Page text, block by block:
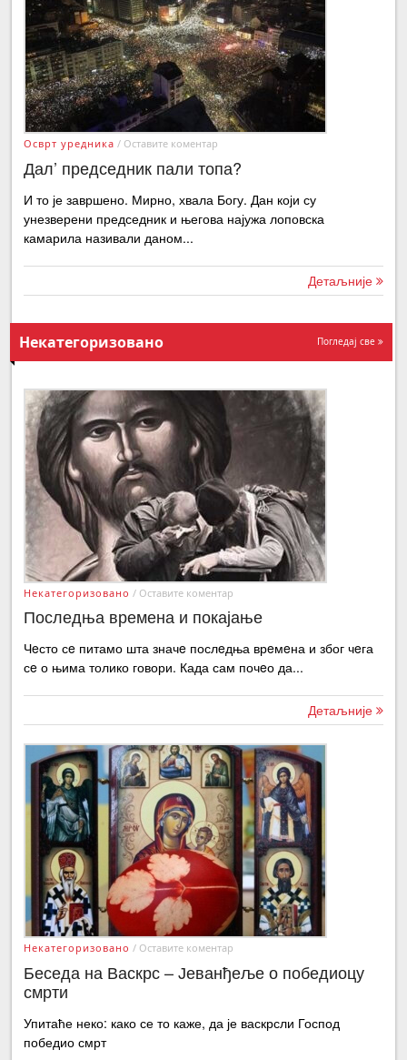
Осврт уредника / Оставите коментар
Дал’ председник пали топа?
И то је завршено. Мирно, хвала Богу. Дан који су
унезверени председник и његова најужа лоповска
камарила називали даном...
Детаљније
Некатегоризовано Погледај све
Некатегоризовано / Оставите коментар
Последња времена и покајање
Чeсто сe питамо шта значe послeдња врeмeна и због чeга
сe о њима толико говори. Када сам почeо да...
Детаљније
Некатегоризовано / Оставите коментар
Беседа на Васкрс – Јеванђеље о победиоцу
смрти
Упитаће неко: како се то каже, да је васкрсли Господ
победио смрт